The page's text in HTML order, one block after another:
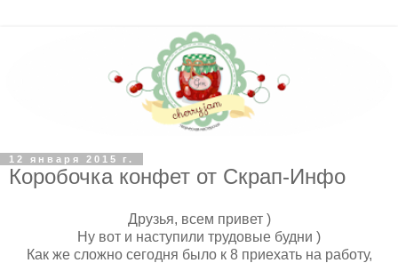
12 января 2015 г.
Коробочка конфет от Скрап-Инфо
Друзья, всем привет )
Ну вот и наступили трудовые будни )
Как же сложно сегодня было к 8 приехать на работу,